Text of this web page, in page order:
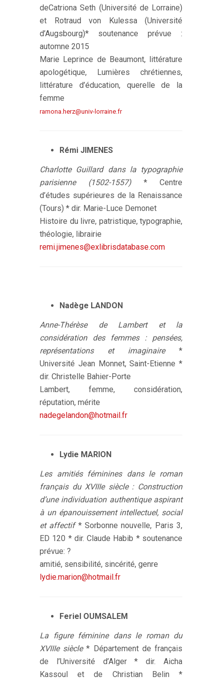
deCatriona Seth (Université de Lorraine)
et Rotraud von Kulessa (Université
d’Augsbourg)* soutenance prévue :
automne 2015
Marie Leprince de Beaumont, littérature
apologétique, Lumières chrétiennes,
littérature d’éducation, querelle de la
femme
ramona.herz@univ-lorraine.fr
Rémi JIMENES
Charlotte Guillard dans la typographie
parisienne (1502-1557) * Centre
d’études supérieures de la Renaissance
(Tours) * dir. Marie-Luce Demonet
Histoire du livre, patristique, typographie,
théologie, librairie
remi.jimenes@exlibrisdatabase.com
Nadège LANDON
Anne-Thérèse de Lambert et la
considération des femmes : pensées,
représentations et imaginaire*
Université Jean Monnet, Saint-Etienne *
dir. Christelle Bahier-Porte
Lambert, femme, considération,
réputation, mérite
nadegelandon@hotmail.fr
Lydie MARION
Les amitiés féminines dans le roman
français du XVIIIe siècle : Construction
d’une individuation authentique aspirant
à un épanouissement intellectuel, social
et affectif * Sorbonne nouvelle, Paris 3,
ED 120 * dir. Claude Habib * soutenance
prévue: ?
amitié, sensibilité, sincérité, genre
lydie.marion@hotmail.fr
Feriel OUMSALEM
La figure féminine dans le roman du
XVIIIe siècle* Département de français
de l’Université d’Alger * dir. Aicha
Kassoul et de Christian Belin *